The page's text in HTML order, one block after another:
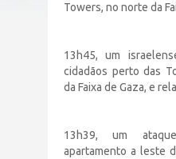
Towers, no norte da
13h45, um
cidadãos perto das
da Faixa de Gaza, e
13h39, um
apartamento a leste